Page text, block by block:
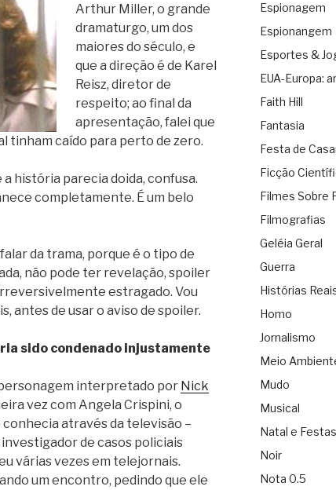
Arthur Miller, o grande
dramaturgo, um dos
maiores do século, e
que a direção é de Karel
Reisz, diretor de
respeito; ao final da
apresentação, falei que
tinham caído para perto de zero.
a história parecia doida, confusa.
completamente. É um belo
da trama, porque é o tipo de
não pode ter revelação, spoiler
estragado. Vou
antes de usar o aviso de spoiler.
sido condenado injustamente
personagem interpretado por Nick
vez com Angela Crispini, o
através da televisão –
de casos policiais
várias vezes em telejornais.
um encontro, pedindo que ele
Espionagem
Espionangem
Esportes &
EUA-Europa:
Faith Hill
Fantasia
Festa de
Ficção
Filmes Sobre
Filmografias
Geléia Geral
Guerra
Histórias
Homo
Jornalismo
Meio
Mudo
Musical
Natal e Festas
Noir
Nota 0.5